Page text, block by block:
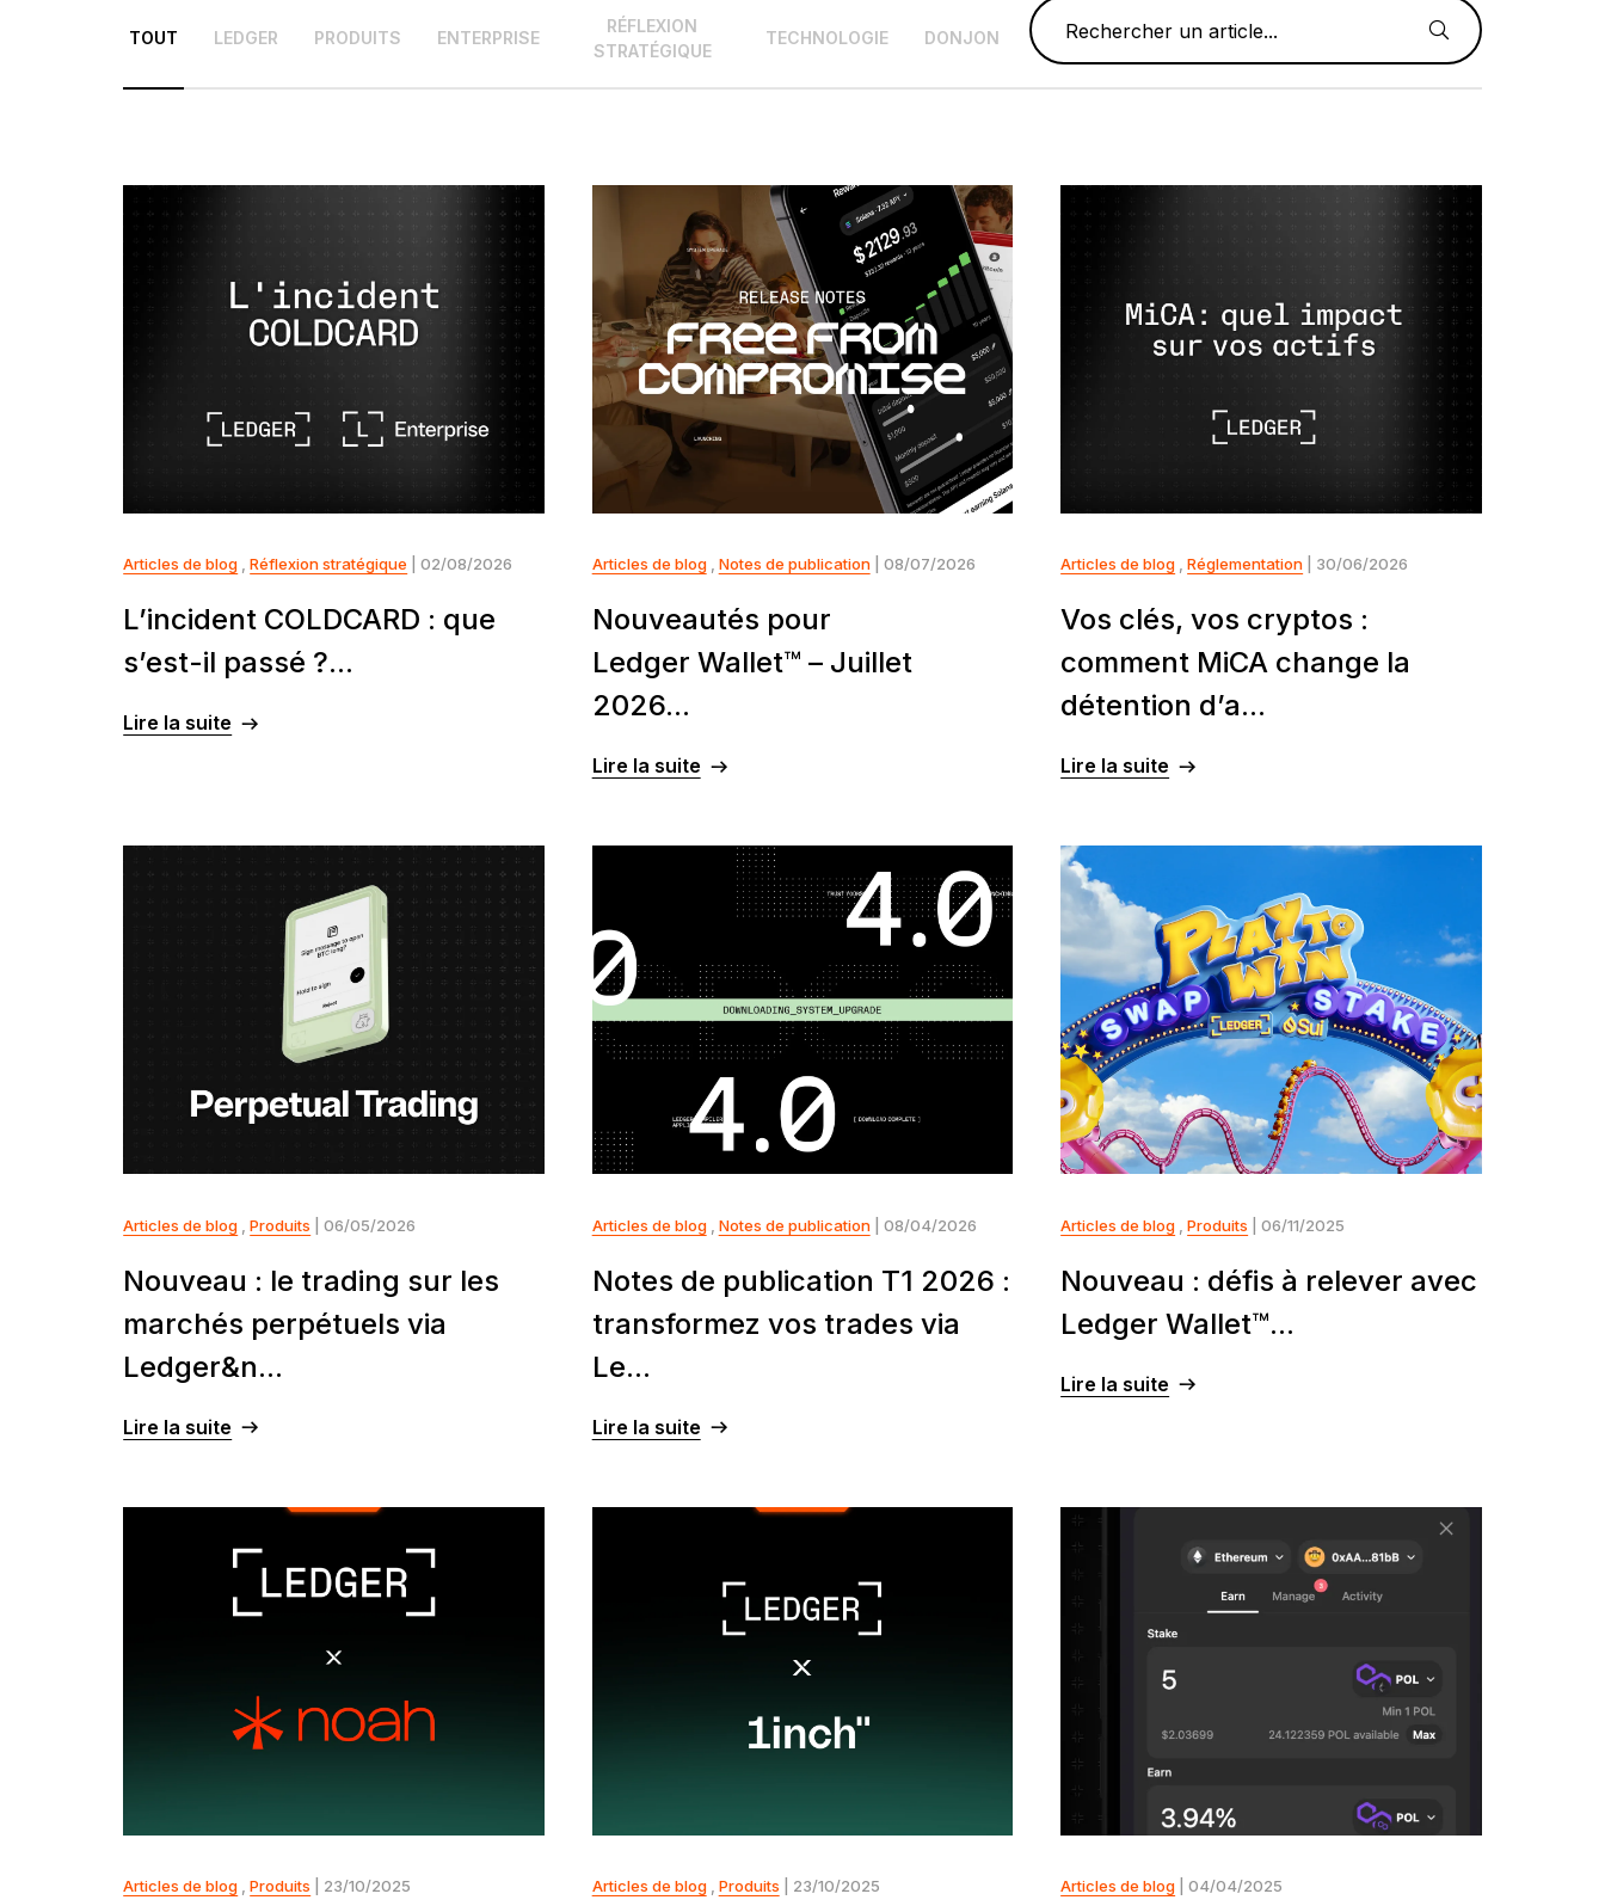
TOUT LEDGER PRODUITS ENTERPRISE
RÉFLEXION
STRATÉGIQUE
TECHNOLOGIE DONJON Rechercher un article...
Articles de blog ,Réflexion stratégique | 02/08/2026
L’incident COLDCARD : que
s’est-il passé ?...
Lire la suite
Articles de blog, Notes de publication| 08/07/2026
Nouveautés pour
Ledger Wallet™ – Juillet
2026...
Lire la suite
Articles de blog ,Réglementation | 30/06/2026
Vos clés, vos cryptos :
comment MiCA change la
détention d’a...
Lire la suite
Articles de blog ,Produits | 06/05/2026
Nouveau : le trading sur les
marchés perpétuels via
Ledger&n...
Lire la suite
Articles de blog, Notes de publication| 08/04/2026
Notes de publication T1 2026 :
transformez vos trades via
Le...
Lire la suite
Articles de blog ,Produits | 06/11/2025
Nouveau : défis à relever avec
Ledger Wallet™...
Lire la suite
Articles de blog ,Produits | 23/10/2025 Articles de blog, Produits | 23/10/2025 Articles de blog | 04/04/2025